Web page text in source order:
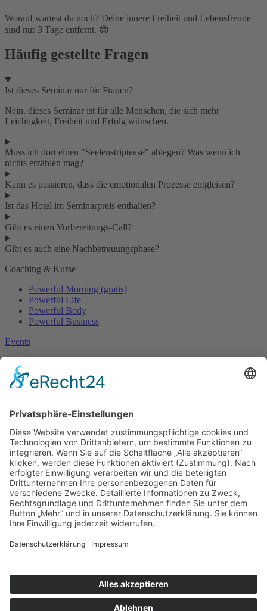
Worauf wartest du noch? Deine innere Freiheit und Lebensfreude
sind nur 3 Tage entfernt. 😊
Häufig gestellte Fragen
Ist dieses Seminar nur für Frauen?
Nein, dieses Seminar ist für alle Menschen, die sich mehr
Leichtigkeit, Freiheit und Erfolg wünschen.
Muss ich dort einen "Seelenstriptease" ablegen? Was wenn ich
nichts erzählen mag?
Kann es passieren, dass die emotionalen Prozesse entgleisen?
Ist das Hotel im Seminarpreis enthalten?
Gibt es einen Vorbereitungs-Call?
Gibt es auch eine Nachbetreuungsphase?
Coaching & Kurse
Powerful Morning (gratis)
Powerful Life
Powerful Body
Powerful Business
Events
Power Day
Life Power Seminar
Mit mir arbeiten
Gratis
Podcast
Shop
Widerruf